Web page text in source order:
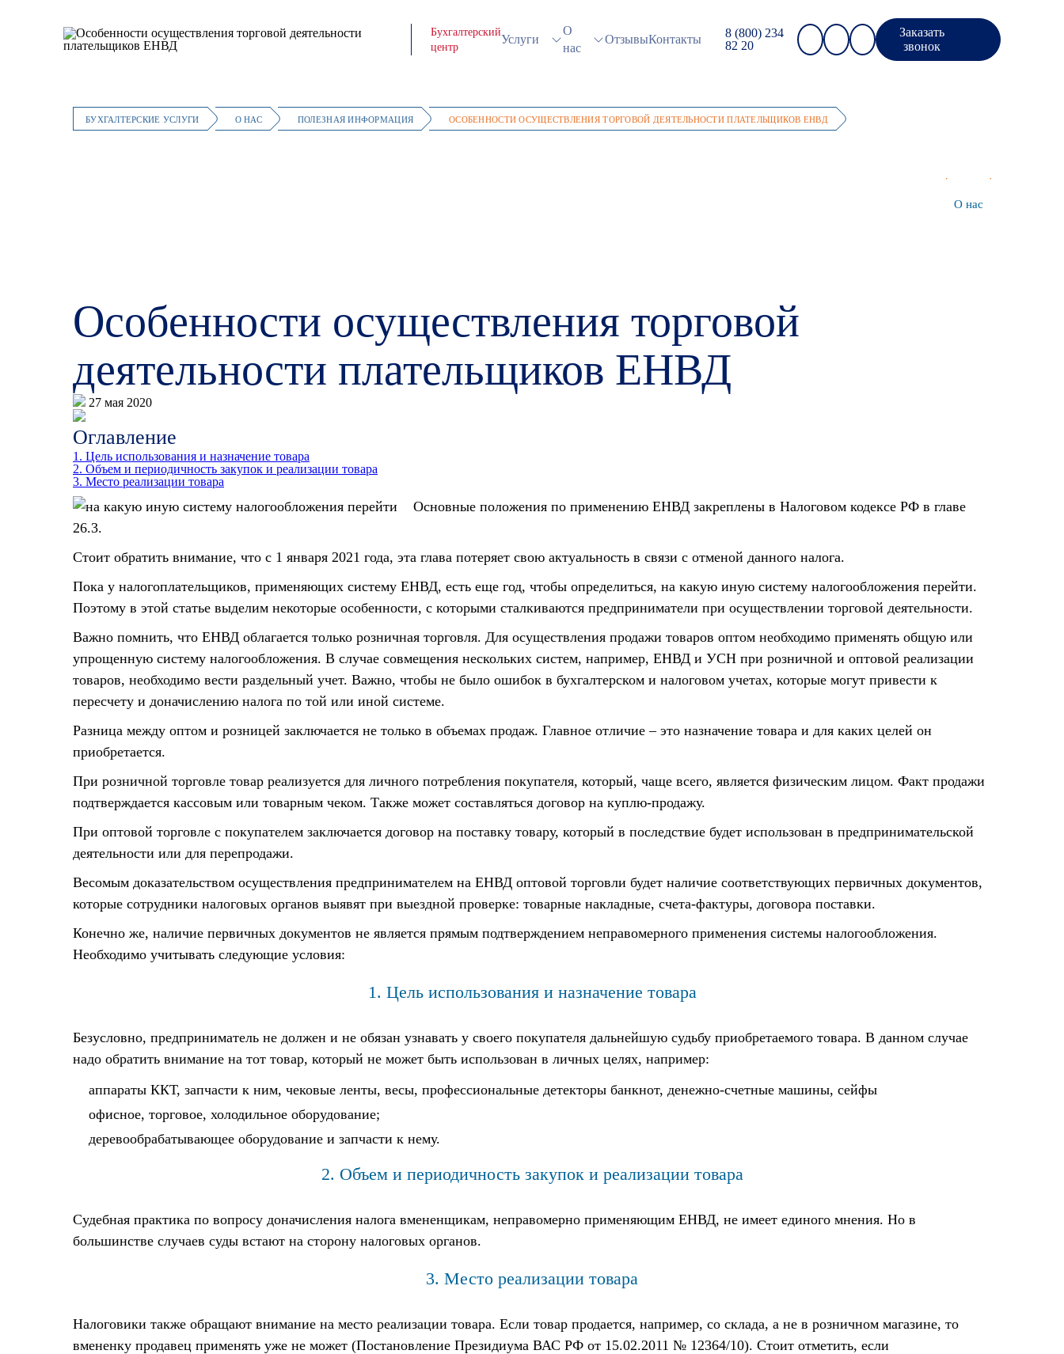
Бухгалтерский
центр
Услуги
О
нас
ОтзывыКонтакты
8 (800) 234
82 20
Заказать
звонок
БУХГАЛТЕРСКИЕ УСЛУГИ О НАС ПОЛЕЗНАЯ ИНФОРМАЦИЯ ОСОБЕННОСТИ ОСУЩЕСТВЛЕНИЯ ТОРГОВОЙ ДЕЯТЕЛЬНОСТИ ПЛАТЕЛЬЩИКОВ ЕНВД
О нас
Особенности осуществления торговой
деятельности плательщиков ЕНВД
27 мая 2020
Оглавление
1. Цель использования и назначение товара
2. Объем и периодичность закупок и реализации товара
3. Место реализации товара
Основные положения по применению ЕНВД закреплены в Налоговом кодексе РФ в главе
26.3.
Стоит обратить внимание, что с 1 января 2021 года, эта глава потеряет свою актуальность в связи с отменой данного налога.
Пока у налогоплательщиков, применяющих систему ЕНВД, есть еще год, чтобы определиться, на какую иную систему налогообложения перейти.
Поэтому в этой статье выделим некоторые особенности, с которыми сталкиваются предприниматели при осуществлении торговой деятельности.
Важно помнить, что ЕНВД облагается только розничная торговля. Для осуществления продажи товаров оптом необходимо применять общую или
упрощенную систему налогообложения. В случае совмещения нескольких систем, например, ЕНВД и УСН при розничной и оптовой реализации
товаров, необходимо вести раздельный учет. Важно, чтобы не было ошибок в бухгалтерском и налоговом учетах, которые могут привести к
пересчету и доначислению налога по той или иной системе.
Разница между оптом и розницей заключается не только в объемах продаж. Главное отличие – это назначение товара и для каких целей он
приобретается.
При розничной торговле товар реализуется для личного потребления покупателя, который, чаще всего, является физическим лицом. Факт продажи
подтверждается кассовым или товарным чеком. Также может составляться договор на куплю-продажу.
При оптовой торговле с покупателем заключается договор на поставку товару, который в последствие будет использован в предпринимательской
деятельности или для перепродажи.
Весомым доказательством осуществления предпринимателем на ЕНВД оптовой торговли будет наличие соответствующих первичных документов,
которые сотрудники налоговых органов выявят при выездной проверке: товарные накладные, счета-фактуры, договора поставки.
Конечно же, наличие первичных документов не является прямым подтверждением неправомерного применения системы налогообложения.
Необходимо учитывать следующие условия:
1. Цель использования и назначение товара
Безусловно, предприниматель не должен и не обязан узнавать у своего покупателя дальнейшую судьбу приобретаемого товара. В данном случае
надо обратить внимание на тот товар, который не может быть использован в личных целях, например:
аппараты ККТ, запчасти к ним, чековые ленты, весы, профессиональные детекторы банкнот, денежно-счетные машины, сейфы
офисное, торговое, холодильное оборудование;
деревообрабатывающее оборудование и запчасти к нему.
2. Объем и периодичность закупок и реализации товара
Судебная практика по вопросу доначисления налога вмененщикам, неправомерно применяющим ЕНВД, не имеет единого мнения. Но в
большинстве случаев суды встают на сторону налоговых органов.
3. Место реализации товара
Налоговики также обращают внимание на место реализации товара. Если товар продается, например, со склада, а не в розничном магазине, то
вмененку продавец применять уже не может (Постановление Президиума ВАС РФ от 15.02.2011 № 12364/10). Стоит отметить, если